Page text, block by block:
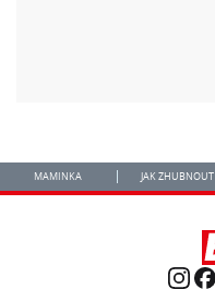
MAMINKA JAK ZHUBNOUT